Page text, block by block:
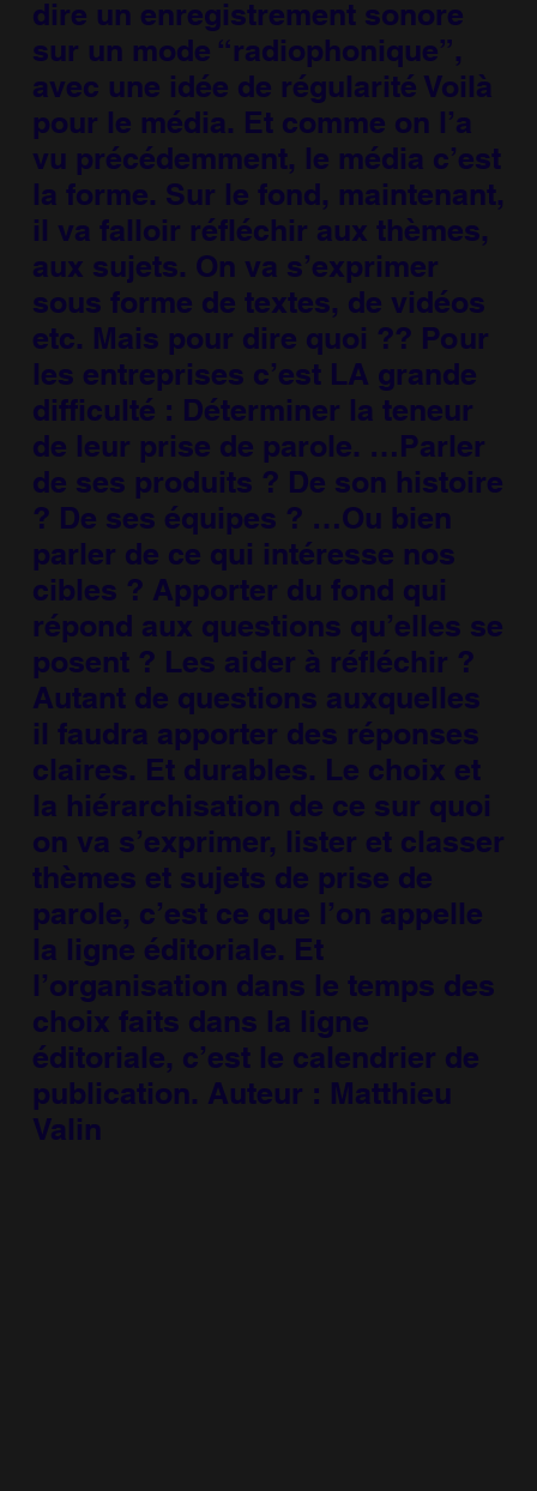
dire un enregistrement sonore
sur un mode “radiophonique”,
avec une idée de régularité Voilà
pour le média. Et comme on l’a
vu précédemment, le média c’est
la forme. Sur le fond, maintenant,
il va falloir réfléchir aux thèmes,
aux sujets. On va s’exprimer
sous forme de textes, de vidéos
etc. Mais pour dire quoi ?? Pour
les entreprises c’est LA grande
difficulté : Déterminer la teneur
de leur prise de parole. …Parler
de ses produits ? De son histoire
? De ses équipes ? …Ou bien
parler de ce qui intéresse nos
cibles ? Apporter du fond qui
répond aux questions qu’elles se
posent ? Les aider à réfléchir ?
Autant de questions auxquelles
il faudra apporter des réponses
claires. Et durables. Le choix et
la hiérarchisation de ce sur quoi
on va s’exprimer, lister et classer
thèmes et sujets de prise de
parole, c’est ce que l’on appelle
la ligne éditoriale. Et
l’organisation dans le temps des
choix faits dans la ligne
éditoriale, c’est le calendrier de
publication. Auteur : Matthieu
Valin